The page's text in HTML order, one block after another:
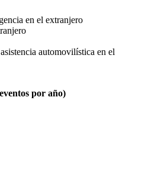
en el extranjero
automovilística en el
por año)